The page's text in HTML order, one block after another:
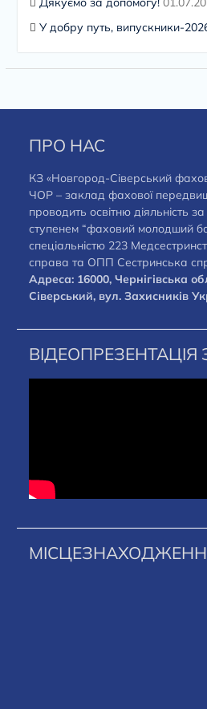
У добру путь, випускники-
ПРО НАС
КЗ «Новгород-Сіверський
ЧОР – заклад фахової
проводить освітню діяльність
ступенем “фаховий молодший
спеціальністю 223
справа та ОПП Сестринська
Адреса: 16000, Чернігівська
Сіверський, вул. Захисників